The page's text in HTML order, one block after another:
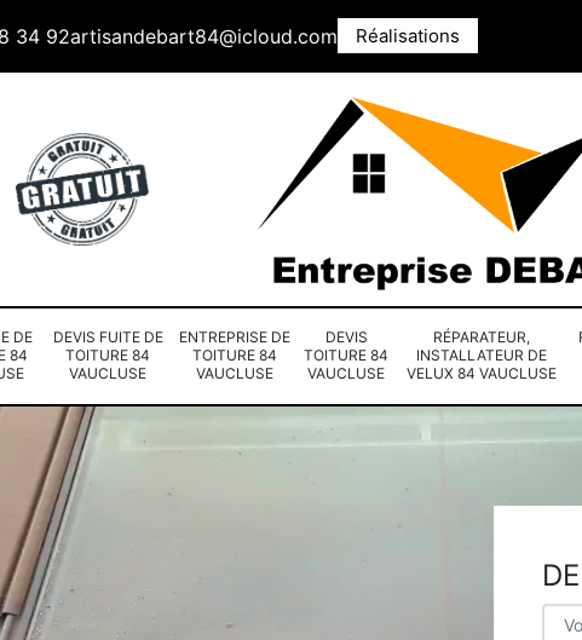
34 92artisandebart84@icloud.com Réalisations
DE
84
DEVIS FUITE DE
TOITURE 84
VAUCLUSE
ENTREPRISE DE
TOITURE 84
VAUCLUSE
DEVIS
TOITURE 84
VAUCLUSE
RÉPARATEUR,
INSTALLATEUR DE
VELUX 84 VAUCLUSE